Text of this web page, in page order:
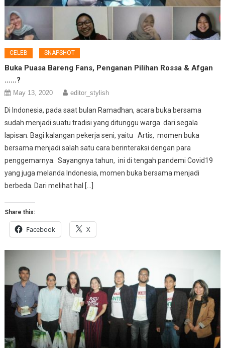
CELEB SNAPSHOT
Buka Puasa Bareng Fans, Penganan Pilihan Rossa & Afgan
……?
May 13, 2020 editor_stylish
Di Indonesia, pada saat bulan Ramadhan, acara buka bersama
sudah menjadi suatu tradisi yang ditunggu warga dari segala
lapisan. Bagi kalangan pekerja seni, yaitu Artis, momen buka
bersama menjadi salah satu cara berinteraksi dengan para
penggemarnya. Sayangnya tahun, ini di tengah pandemi Covid19
yang juga melanda Indonesia, momen buka bersama menjadi
berbeda. Dari melihat hal […]
Share this:
Facebook X